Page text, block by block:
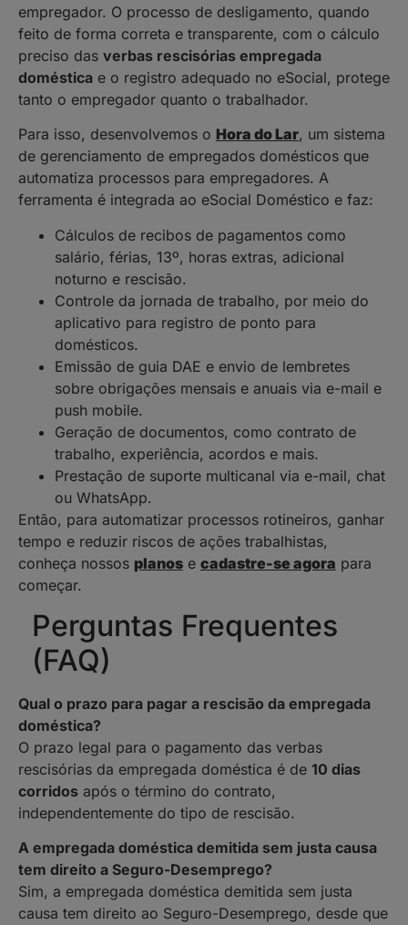
empregador. O processo de desligamento, quando
feito de forma correta e transparente, com o cálculo
preciso das verbas rescisórias empregada
doméstica e o registro adequado no eSocial, protege
tanto o empregador quanto o trabalhador.
Para isso, desenvolvemos o Hora do Lar, um sistema
de gerenciamento de empregados domésticos que
automatiza processos para empregadores. A
ferramenta é integrada ao eSocial Doméstico e faz:
Cálculos de recibos de pagamentos como
salário, férias, 13º, horas extras, adicional
noturno e rescisão.
Controle da jornada de trabalho, por meio do
aplicativo para registro de ponto para
domésticos.
Emissão de guia DAE e envio de lembretes
sobre obrigações mensais e anuais via e-mail e
push mobile.
Geração de documentos, como contrato de
trabalho, experiência, acordos e mais.
Prestação de suporte multicanal via e-mail, chat
ou WhatsApp.
Então, para automatizar processos rotineiros, ganhar
tempo e reduzir riscos de ações trabalhistas,
conheça nossos planos e cadastre-se agora para
começar.
Perguntas Frequentes
(FAQ)
Qual o prazo para pagar a rescisão da empregada
doméstica?
O prazo legal para o pagamento das verbas
rescisórias da empregada doméstica é de 10 dias
corridos após o término do contrato,
independentemente do tipo de rescisão.
A empregada doméstica demitida sem justa causa
tem direito a Seguro-Desemprego?
Sim, a empregada doméstica demitida sem justa
causa tem direito ao Seguro-Desemprego, desde que